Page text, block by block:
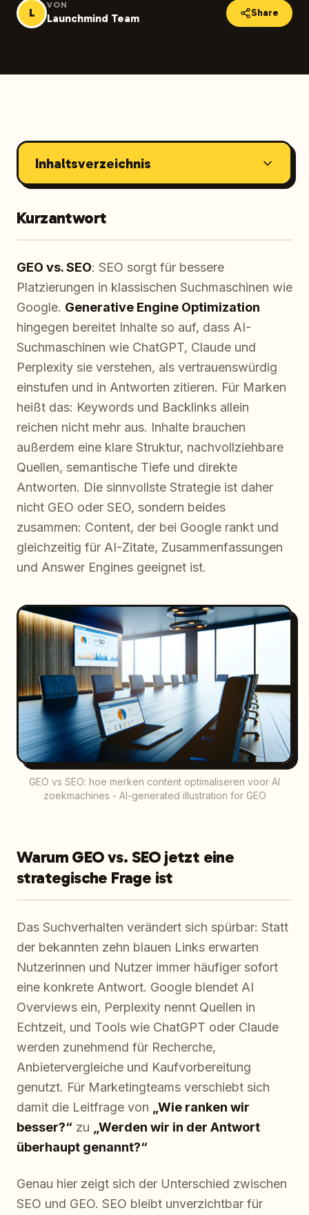
L
VON
Launchmind Team Share
Inhaltsverzeichnis
Kurzantwort
GEO vs. SEO: SEO sorgt für bessere
Platzierungen in klassischen Suchmaschinen wie
Google. Generative Engine Optimization
hingegen bereitet Inhalte so auf, dass AI-
Suchmaschinen wie ChatGPT, Claude und
Perplexity sie verstehen, als vertrauenswürdig
einstufen und in Antworten zitieren. Für Marken
heißt das: Keywords und Backlinks allein
reichen nicht mehr aus. Inhalte brauchen
außerdem eine klare Struktur, nachvollziehbare
Quellen, semantische Tiefe und direkte
Antworten. Die sinnvollste Strategie ist daher
nicht GEO oder SEO, sondern beides
zusammen: Content, der bei Google rankt und
gleichzeitig für AI-Zitate, Zusammenfassungen
und Answer Engines geeignet ist.
GEO vs SEO: hoe merken content optimaliseren voor AI
zoekmachines - AI-generated illustration for GEO
Warum GEO vs. SEO jetzt eine
strategische Frage ist
Das Suchverhalten verändert sich spürbar: Statt
der bekannten zehn blauen Links erwarten
Nutzerinnen und Nutzer immer häufiger sofort
eine konkrete Antwort. Google blendet AI
Overviews ein, Perplexity nennt Quellen in
Echtzeit, und Tools wie ChatGPT oder Claude
werden zunehmend für Recherche,
Anbietervergleiche und Kaufvorbereitung
genutzt. Für Marketingteams verschiebt sich
damit die Leitfrage von
„Wie ranken wir
besser?“ zu
„Werden wir in der Antwort
überhaupt genannt?“
Genau hier zeigt sich der Unterschied zwischen
SEO und GEO. SEO bleibt unverzichtbar für